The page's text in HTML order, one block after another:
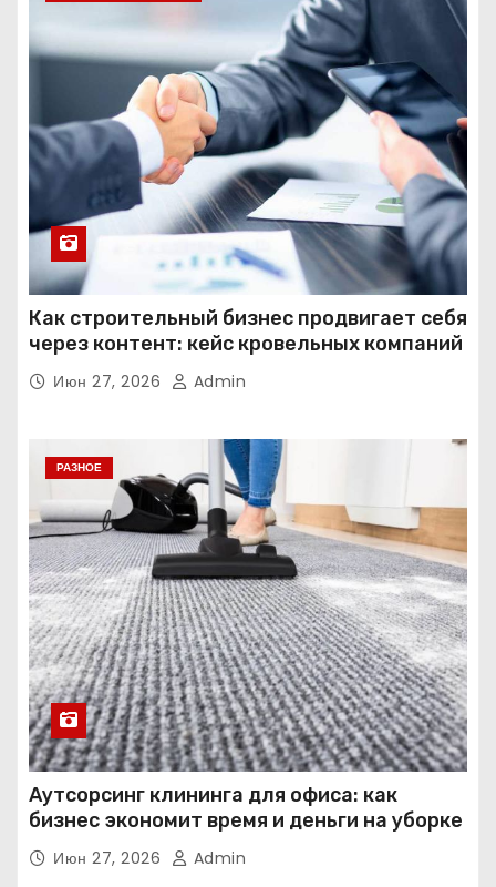
Как строительный бизнес продвигает себя
через контент: кейс кровельных компаний
Июн 27, 2026 Admin
РАЗНОЕ
Аутсорсинг клининга для офиса: как
бизнес экономит время и деньги на уборке
Июн 27, 2026 Admin